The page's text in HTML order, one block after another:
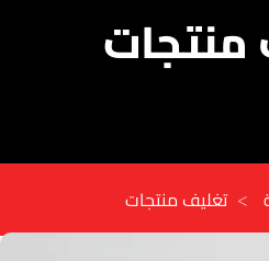
> تغليف منتجات